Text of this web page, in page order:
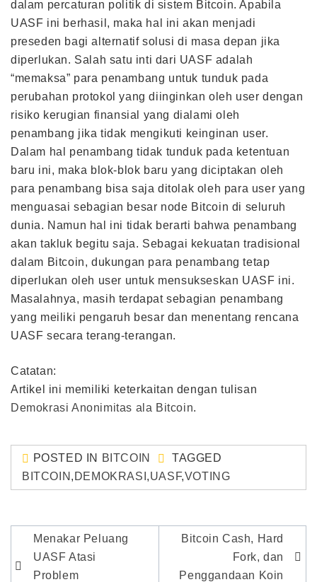
dalam percaturan politik di sistem Bitcoin. Apabila
UASF ini berhasil, maka hal ini akan menjadi
preseden bagi alternatif solusi di masa depan jika
diperlukan. Salah satu inti dari UASF adalah
“memaksa” para penambang untuk tunduk pada
perubahan protokol yang diinginkan oleh user dengan
risiko kerugian finansial yang dialami oleh
penambang jika tidak mengikuti keinginan user.
Dalam hal penambang tidak tunduk pada ketentuan
baru ini, maka blok-blok baru yang diciptakan oleh
para penambang bisa saja ditolak oleh para user yang
menguasai sebagian besar node Bitcoin di seluruh
dunia. Namun hal ini tidak berarti bahwa penambang
akan takluk begitu saja. Sebagai kekuatan tradisional
dalam Bitcoin, dukungan para penambang tetap
diperlukan oleh user untuk mensukseskan UASF ini.
Masalahnya, masih terdapat sebagian penambang
yang meiliki pengaruh besar dan menentang rencana
UASF secara terang-terangan.
Catatan:
Artikel ini memiliki keterkaitan dengan tulisan
Demokrasi Anonimitas ala Bitcoin.
POSTED IN BITCOIN
TAGGED
BITCOIN , DEMOKRASI ,UASF,VOTING
Post
navigation
Menakar Peluang
UASF Atasi
Problem
Bitcoin Cash, Hard
Fork, dan
Penggandaan Koin